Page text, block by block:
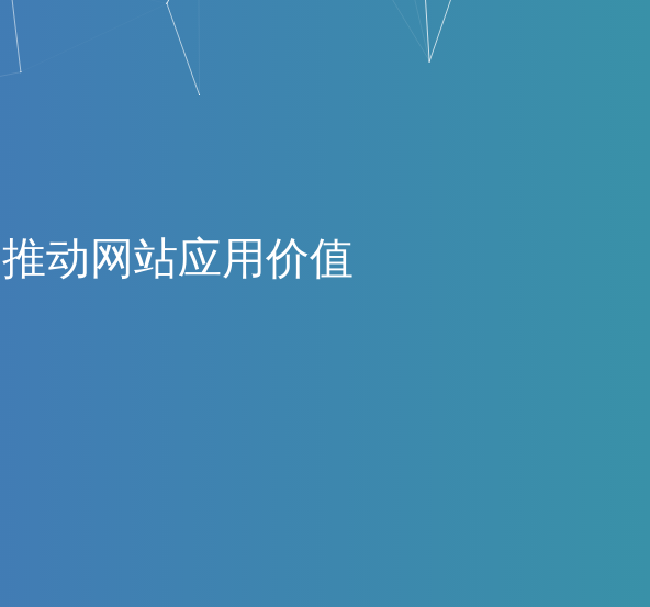
推动 网站应用价值